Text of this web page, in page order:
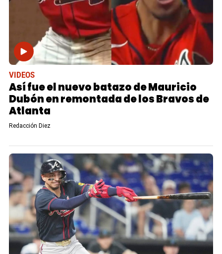
VIDEOS
Así fue el nuevo batazo de Mauricio
Dubón en remontada de los Bravos de
Atlanta
Redacción Diez